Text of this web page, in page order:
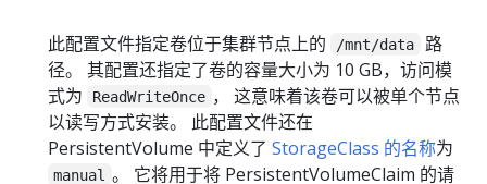
此配置文件指定卷位于集群节点上的 /mnt/data
路
径。 其配置还指定了卷的容量大小为 10 GB，访问模
式为
ReadWriteOnce ， 这意味着该卷可以被单个节点
以读写方式安装。 此配置文件还在
PersistentVolume 中定义了 StorageClass 的名称为
manual 。 它将用于将 PersistentVolumeClaim 的请